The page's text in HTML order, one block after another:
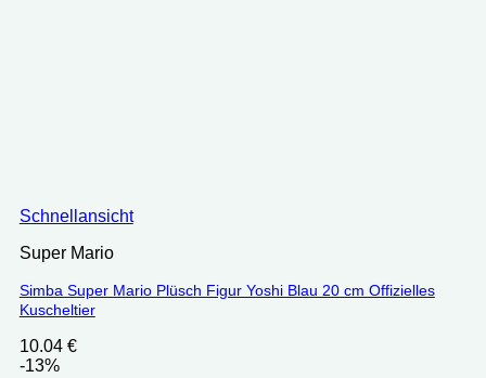
Schnellansicht
Super Mario
Simba Super Mario Plüsch Figur Yoshi Blau 20 cm Offizielles
Kuscheltier
10.04 €
-13%